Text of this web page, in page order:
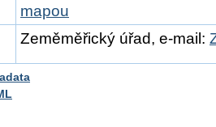
mapou
Zeměměřický úřad, e-mail: